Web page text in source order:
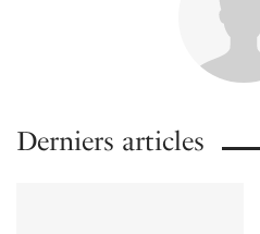
Derniers articles